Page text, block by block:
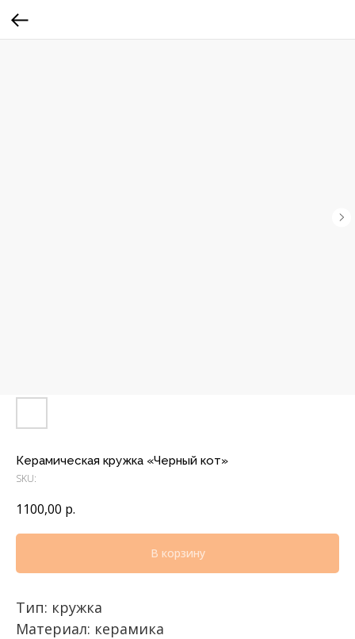
Керамическая кружка «Черный кот»
SKU:
1100,00 р.
В корзину
Тип: кружка
Материал: керамика